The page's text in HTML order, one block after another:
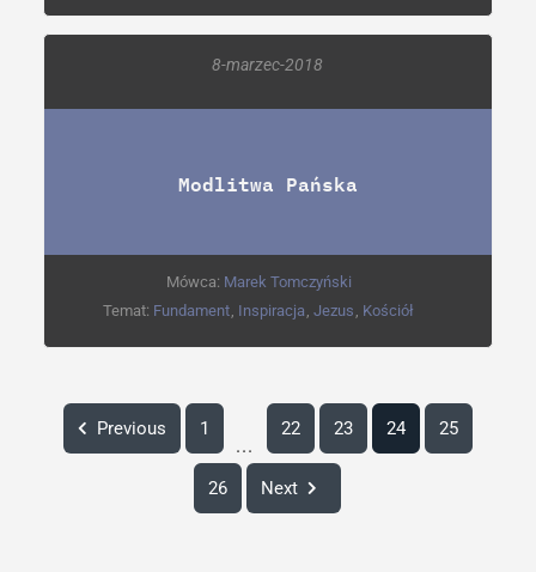
8-marzec-2018
Modlitwa Pańska
Mówca: Marek Tomczyński
Temat: Fundament, Inspiracja,Jezus , Kościół
Previous 1
...
22 23 24 25
26 Next